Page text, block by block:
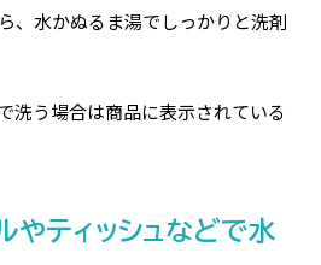
、水かぬるま湯でしっかりと洗剤
洗う場合は商品に表示されている
ティッシュなどで水